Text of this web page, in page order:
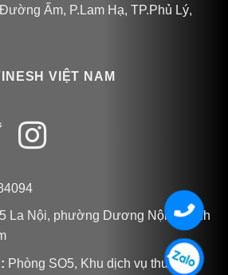
Ấm, P.Lam Hạ, TP.Phủ Lý,
VIỆT NAM
La Nội, phường Dương Nội, Thành
Phòng SO5, Khu dịch vụ thương